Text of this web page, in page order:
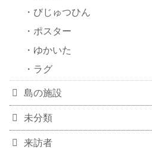
びじゅつひん
ポスター
ゆかいた
ラグ
島の施設
未分類
来訪者